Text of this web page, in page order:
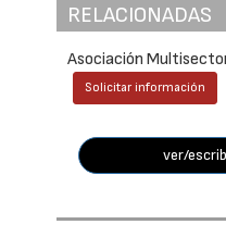
RELACIONADAS
Asociación
Solicitar información
ver/